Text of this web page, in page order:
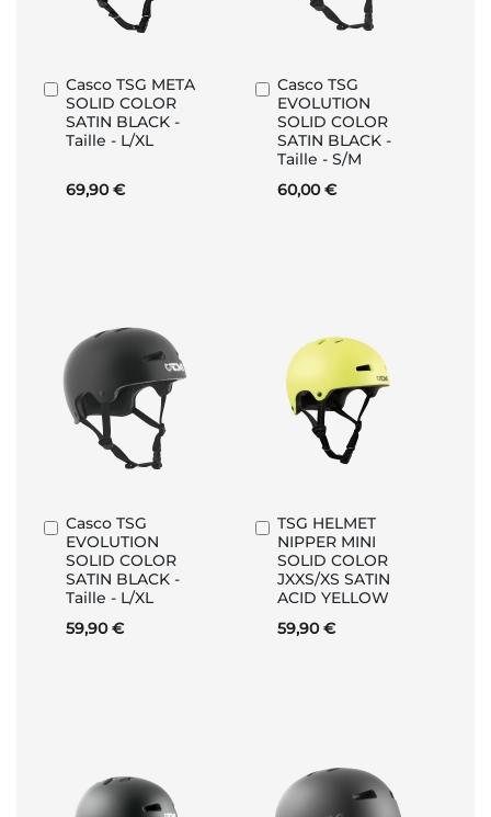
Casco TSG META
SOLID COLOR
SATIN BLACK -
Taille - L/XL
69,90 €
Aggiungi
al
Carrello
Casco TSG
EVOLUTION
SOLID COLOR
SATIN BLACK -
Taille - S/M
60,00 €
Aggiungi
al
Carrello
Casco TSG
EVOLUTION
SOLID COLOR
SATIN BLACK -
Taille - L/XL
59,90 €
Aggiungi
al
Carrello
TSG HELMET
NIPPER MINI
SOLID COLOR
JXXS/XS SATIN
ACID YELLOW
59,90 €
Aggiungi
al
Carrello